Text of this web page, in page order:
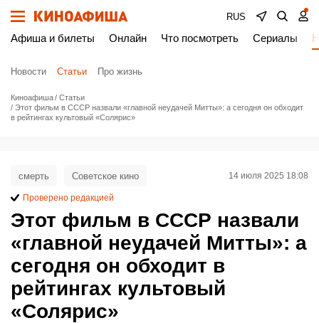
RUS
Афиша и билеты Онлайн Что посмотреть Сериалы
Новости Статьи Про жизнь
Киноафиша
Статьи
Этот фильм в СССР назвали «главной неудачей Митты»: а сегодня он обходит
в рейтингах культовый «Солярис»
Этот фильм в СССР назвали
«главной неудачей Митты»: а
сегодня он обходит в
рейтингах культовый
«Солярис»
смерть Советское кино 14 июля 2025 18:08
Проверено редакцией